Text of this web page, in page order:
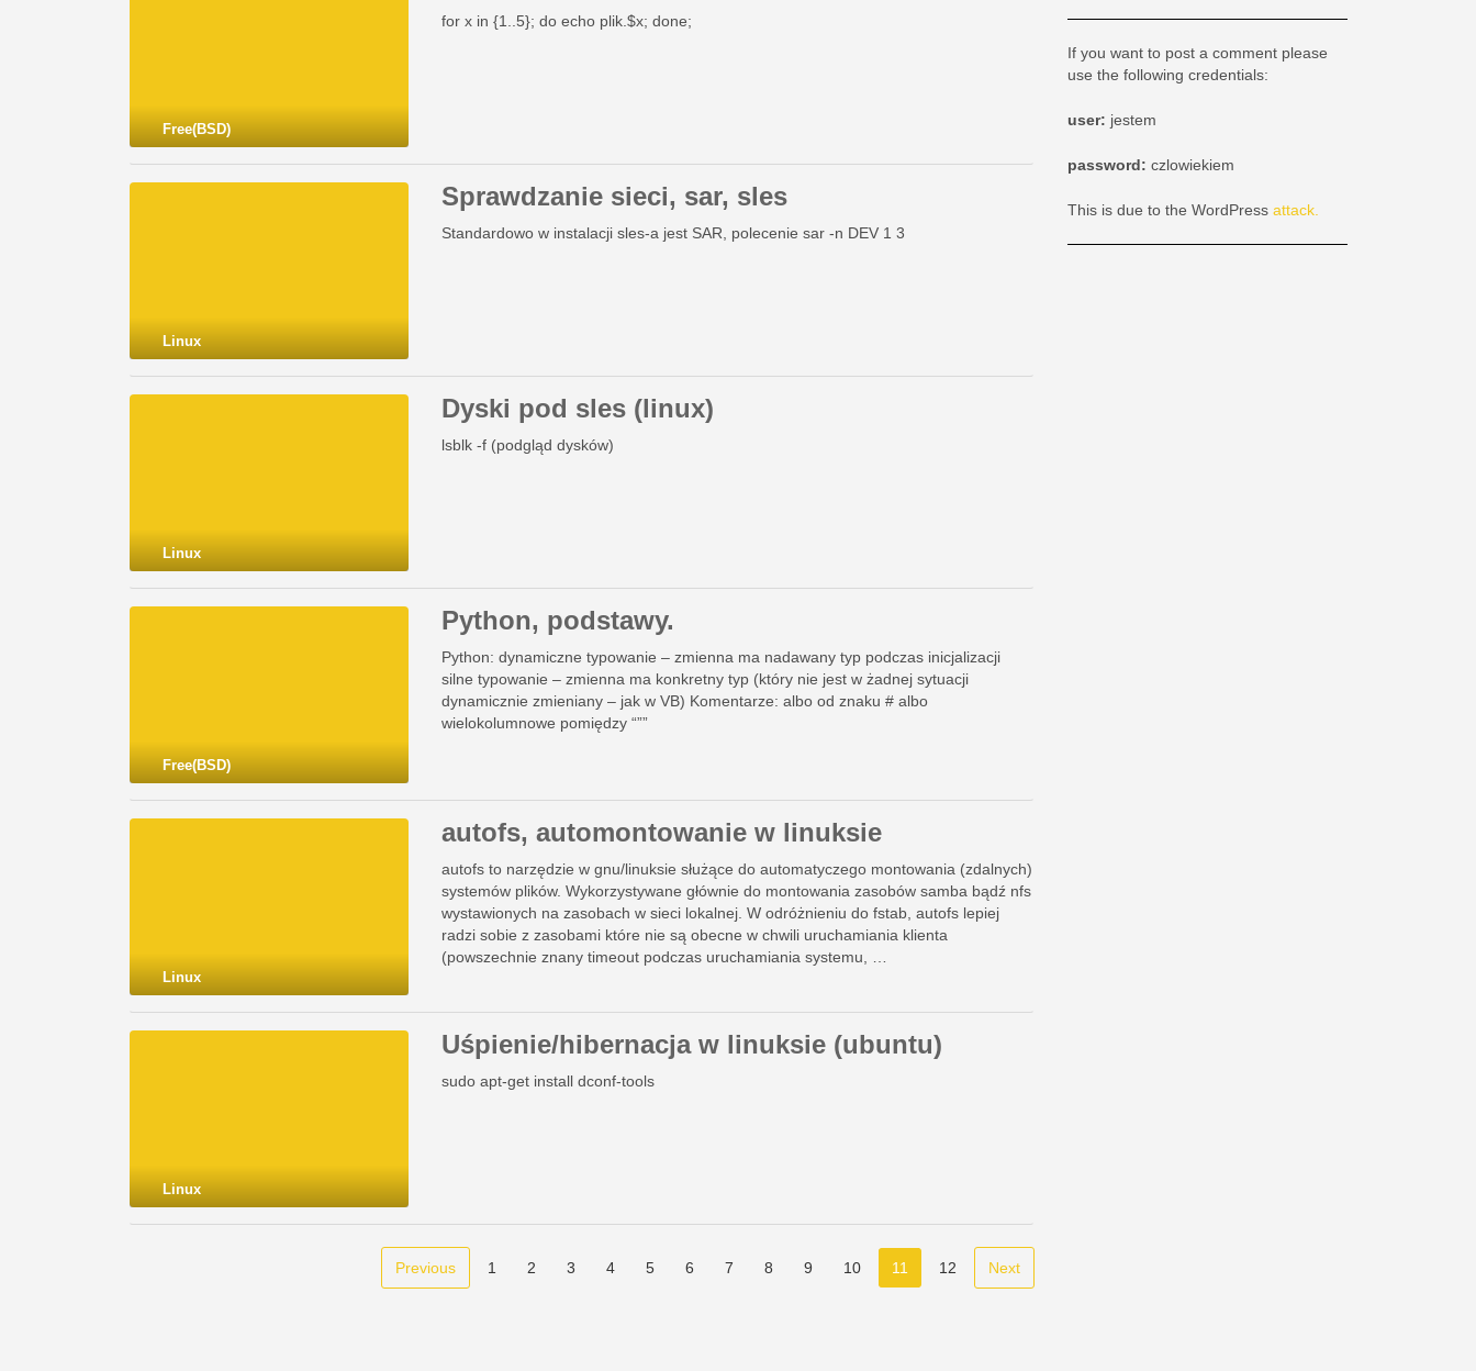
Free(BSD)
for x in {1..5}; do echo plik.$x; done;
Linux
Sprawdzanie sieci, sar, sles
Standardowo w instalacji sles-a jest SAR, polecenie sar -n DEV 1 3
Linux
Dyski pod sles (linux)
lsblk -f (podgląd dysków)
Free(BSD)
Python, podstawy.
Python: dynamiczne typowanie – zmienna ma nadawany typ podczas inicjalizacji
silne typowanie – zmienna ma konkretny typ (który nie jest w żadnej sytuacji
dynamicznie zmieniany – jak w VB) Komentarze: albo od znaku # albo
wielokolumnowe pomiędzy “””
Linux
autofs, automontowanie w linuksie
autofs to narzędzie w gnu/linuksie służące do automatyczego montowania (zdalnych)
systemów plików. Wykorzystywane głównie do montowania zasobów samba bądź nfs
wystawionych na zasobach w sieci lokalnej. W odróżnieniu do fstab, autofs lepiej
radzi sobie z zasobami które nie są obecne w chwili uruchamiania klienta
(powszechnie znany timeout podczas uruchamiania systemu, …
Linux
Uśpienie/hibernacja w linuksie (ubuntu)
sudo apt-get install dconf-tools
Previous 1 2 3 4 5 6 7 8 9 10 11 12 Next
If you want to post a comment please
use the following credentials:
user: jestem
password: czlowiekiem
This is due to the WordPress attack.